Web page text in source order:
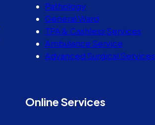
Pathology
General Ward
TPA & Cashless Services
Ambulance Service
Advanced Surgical Services
Online Services